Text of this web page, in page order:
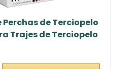
de Terciopelo
Trajes de Terciopelo